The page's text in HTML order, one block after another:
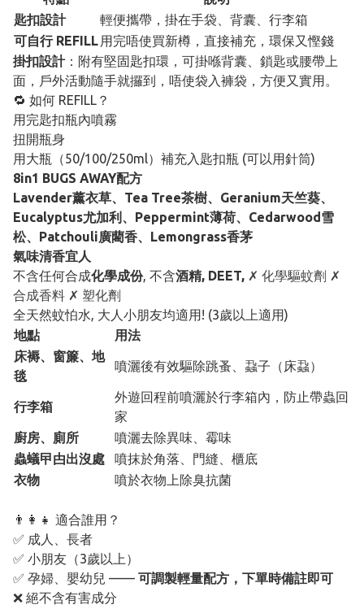
匙扣設計
輕便攜帶，掛在手袋、背囊、行李箱
可自行 REFILL 用完唔使買新樽，直接補充，環保又慳錢
掛扣設計：附有堅固匙扣環，可掛喺背囊、鎖匙或腰帶上
面，戶外活動隨手就攞到，唔使袋入褲袋，方便又實用。
🔁 如何 REFILL？
用完匙扣瓶內噴霧
扭開瓶身
用大瓶（50/100/250ml）補充入匙扣瓶 (可以用針筒)
8in1 BUGS AWAY配方
Lavender薰衣草、Tea Tree茶樹、Geranium天竺葵、
Eucalyptus尤加利、Peppermint薄荷、Cedarwood雪
松、Patchouli廣藺香、Lemongrass香茅
氣味清香宜人
不含任何合成化學成份, 不含酒精, DEET, ✗ 化學驅蚊劑 ✗
合成香料 ✗ 塑化劑
全天然蚊怕水, 大人小朋友均適用! (3歲以上適用)
地點
用法
床褥、窗簾、地
毯
噴灑後有效驅除跳蚤、蝨子（床蝨）
行李箱
外遊回程前噴灑於行李箱內，防止帶蟲回
家
廚房、廁所
噴灑去除異味、霉味
蟲蟻曱甴出沒處
噴抹於角落、門縫、櫃底
衣物
噴於衣物上除臭抗菌
👨‍👩‍👧 適合誰用？
✅ 成人、長者
✅ 小朋友（3歲以上）
✅ 孕婦、嬰幼兒 —— 可調製輕量配方，下單時備註即可
❌ 絕不含有害成分